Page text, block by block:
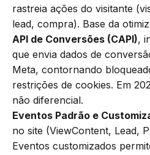
rastreia ações do visitante
lead, compra). Base da
API de Conversões (CAPI),
que envia dados de
Meta, contornando
restrições de cookies. Em
não diferencial.
Eventos Padrão e
no site (ViewContent, Lead,
Eventos customizados